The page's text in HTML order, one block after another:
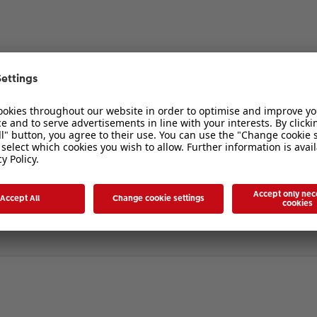
entspricht, falls nicht, kann ihn Katherine gerne wieder
beim Ticketerwerb den Code PH23x45hertz (Schreibweise
LEE MILLER. FOTOGRAFIN ZWISCHEN KRIEG UND GLAMOUR im
sogar noch eine Currywurst oder ein kleiner Salatteller drin
.
ist, bitte löschen...